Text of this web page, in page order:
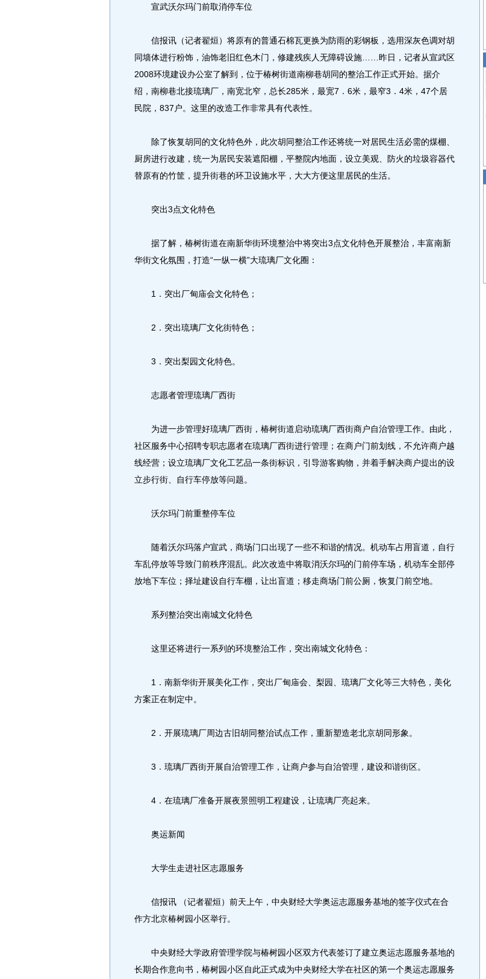
宣武沃尔玛门前取消停车位
信报讯（记者翟烜）将原有的普通石棉瓦更换为防雨的彩钢板，选用深灰色调对胡
同墙体进行粉饰，油饰老旧红色木门，修建残疾人无障碍设施……昨日，记者从宣武区
2008环境建设办公室了解到，位于椿树街道南柳巷胡同的整治工作正式开始。据介
绍，南柳巷北接琉璃厂，南宽北窄，总长285米，最宽7．6米，最窄3．4米，47个居
民院，837户。这里的改造工作非常具有代表性。
除了恢复胡同的文化特色外，此次胡同整治工作还将统一对居民生活必需的煤棚、
厨房进行改建，统一为居民安装遮阳棚，平整院内地面，设立美观、防火的垃圾容器代
替原有的竹筐，提升街巷的环卫设施水平，大大方便这里居民的生活。
突出3点文化特色
据了解，椿树街道在南新华街环境整治中将突出3点文化特色开展整治，丰富南新
华街文化氛围，打造“一纵一横”大琉璃厂文化圈：
1．突出厂甸庙会文化特色；
2．突出琉璃厂文化街特色；
3．突出梨园文化特色。
志愿者管理琉璃厂西街
为进一步管理好琉璃厂西街，椿树街道启动琉璃厂西街商户自治管理工作。由此，
社区服务中心招聘专职志愿者在琉璃厂西街进行管理；在商户门前划线，不允许商户越
线经营；设立琉璃厂文化工艺品一条街标识，引导游客购物，并着手解决商户提出的设
立步行街、自行车停放等问题。
沃尔玛门前重整停车位
随着沃尔玛落户宣武，商场门口出现了一些不和谐的情况。机动车占用盲道，自行
车乱停放等导致门前秩序混乱。此次改造中将取消沃尔玛的门前停车场，机动车全部停
放地下车位；择址建设自行车棚，让出盲道；移走商场门前公厕，恢复门前空地。
系列整治突出南城文化特色
这里还将进行一系列的环境整治工作，突出南城文化特色：
1．南新华街开展美化工作，突出厂甸庙会、梨园、琉璃厂文化等三大特色，美化
方案正在制定中。
2．开展琉璃厂周边古旧胡同整治试点工作，重新塑造老北京胡同形象。
3．琉璃厂西街开展自治管理工作，让商户参与自治管理，建设和谐街区。
4．在琉璃厂准备开展夜景照明工程建设，让琉璃厂亮起来。
奥运新闻
大学生走进社区志愿服务
信报讯 （记者翟烜）前天上午，中央财经大学奥运志愿服务基地的签字仪式在合
作方北京椿树园小区举行。
中央财经大学政府管理学院与椿树园小区双方代表签订了建立奥运志愿服务基地的
长期合作意向书，椿树园小区自此正式成为中央财经大学在社区的第一个奥运志愿服务